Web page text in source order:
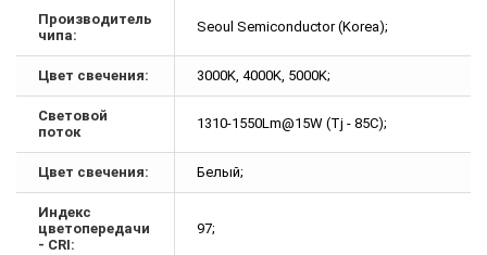
Производитель
чипа:
Seoul Semiconductor (Korea);
Цвет свечения: 3000K, 4000K, 5000K;
Световой
поток
1310-1550Lm@15W (Tj - 85C);
Цвет свечения: Белый;
Индекс
цветопередачи
- CRI:
97;